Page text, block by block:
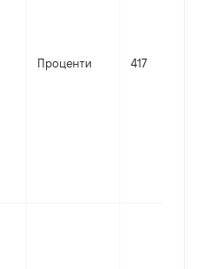
Проценти 417